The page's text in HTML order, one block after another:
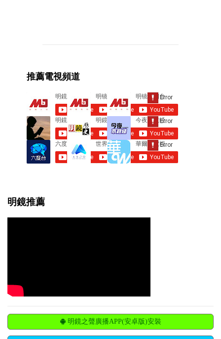
n
t
s
推薦電視頻道
明鏡推薦
明鏡之聲廣播APP(安卓版)安裝